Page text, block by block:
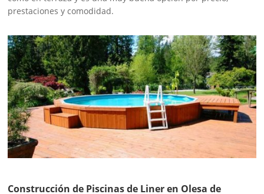
prestaciones y comodidad.
Construcción de Piscinas de Liner en Olesa de